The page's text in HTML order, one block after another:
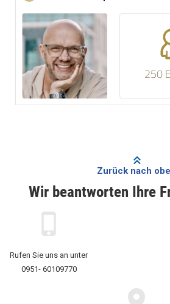
250
Wir beantworten Ihre
Zurück nach
Rufen Sie uns an unter
0951- 60109770